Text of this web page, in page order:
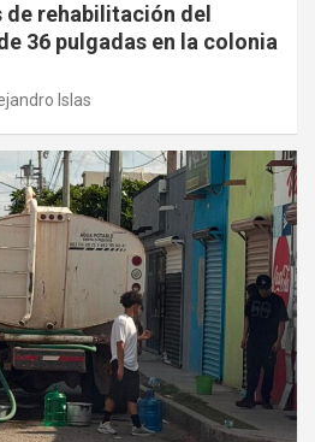
rehabilitación del
36 pulgadas en la colonia
Islas